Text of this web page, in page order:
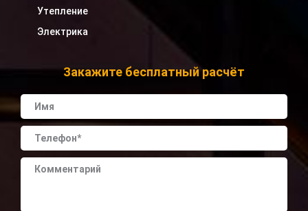
Утепление
Электрика
Закажите бесплатный расчёт